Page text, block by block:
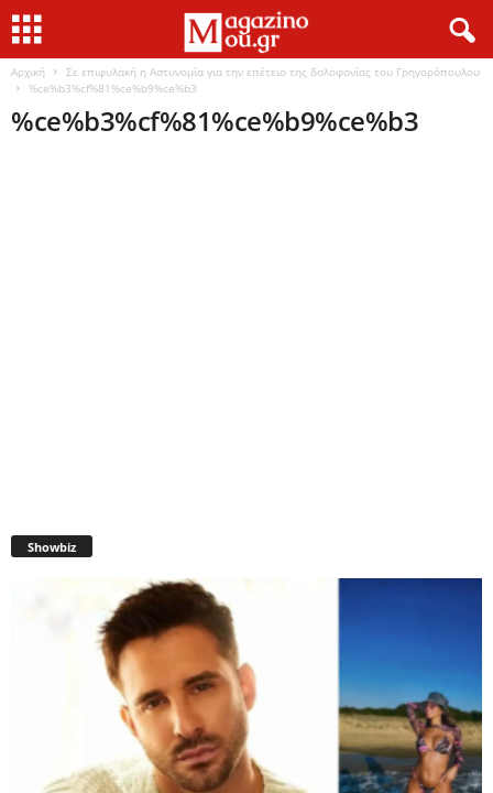
Αρχική
Σε επιφυλακή η Αστυνομία για την επέτειο της δολοφονίας του Γρηγορόπουλου
%ce%b3%cf%81%ce%b9%ce%b3
%ce%b3%cf%81%ce%b9%ce%b3
Showbiz